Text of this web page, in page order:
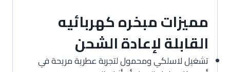
مميزات مبخره كهربائيه
القابلة لإعادة الشحن
تشغيل لاسلكي ومحمول لتجربة عطرية مريحة في